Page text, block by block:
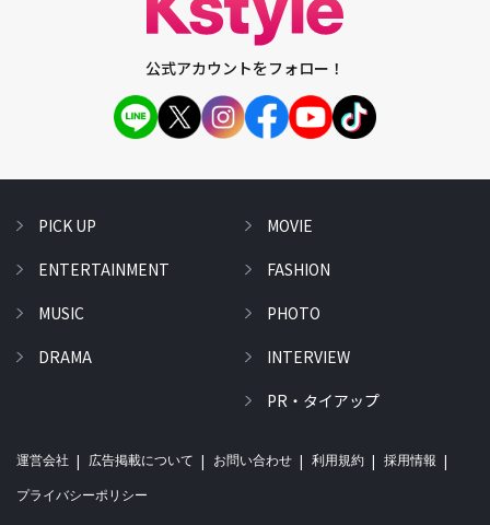
公式アカウントをフォロー！
PICK UP
ENTERTAINMENT
MUSIC
DRAMA
MOVIE
FASHION
PHOTO
INTERVIEW
PR・タイアップ
運営会社 広告掲載について お問い合わせ 利用規約 採用情報
プライバシーポリシー